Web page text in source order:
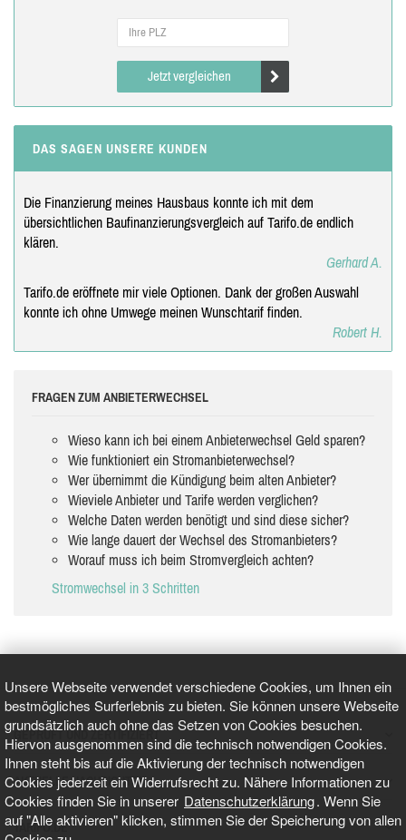
Unsere Webseite verwendet verschiedene Cookies, um Ihnen ein
bestmögliches Surferlebnis zu bieten. Sie können unsere Webseite
grundsätzlich auch ohne das Setzen von Cookies besuchen.
Hiervon ausgenommen sind die technisch notwendigen Cookies.
Ihnen steht bis auf die Aktivierung der technisch notwendigen
Cookies jederzeit ein Widerrufsrecht zu. Nähere Informationen zu
Cookies finden Sie in unserer Datenschutzerklärung. Wenn Sie
auf "Alle aktivieren" klicken, stimmen Sie der Speicherung von allen
Jetzt vergleichen
DAS SAGEN UNSERE KUNDEN
Die Finanzierung meines Hausbaus konnte ich mit dem
übersichtlichen Baufinanzierungsvergleich auf Tarifo.de endlich
klären.
Gerhard A.
Tarifo.de eröffnete mir viele Optionen. Dank der großen Auswahl
konnte ich ohne Umwege meinen Wunschtarif finden.
Robert H.
FRAGEN ZUM ANBIETERWECHSEL
Wieso kann ich bei einem Anbieterwechsel Geld sparen?
Wie funktioniert ein Stromanbieterwechsel?
Wer übernimmt die Kündigung beim alten Anbieter?
Wieviele Anbieter und Tarife werden verglichen?
Welche Daten werden benötigt und sind diese sicher?
Wie lange dauert der Wechsel des Stromanbieters?
Worauf muss ich beim Stromvergleich achten?
Stromwechsel in 3 Schritten
GEPRÜFT UND ZERTIFIZIERT
AKTUELLE NACHRICHTEN
TARIFO.DE